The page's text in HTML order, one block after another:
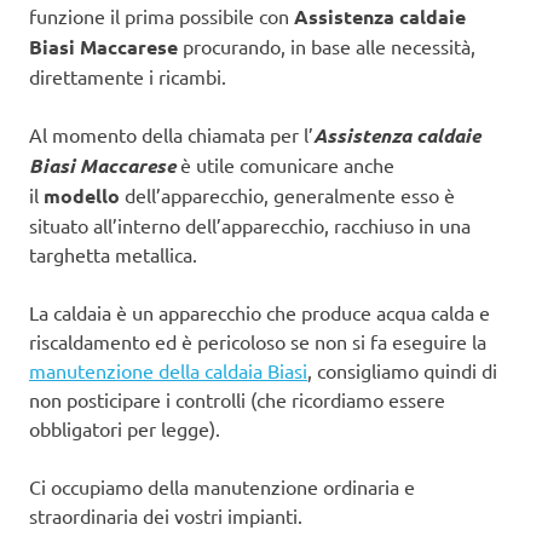
funzione il prima possibile con Assistenza caldaie
Biasi Maccarese procurando, in base alle necessità,
direttamente i ricambi.
Al momento della chiamata per l’Assistenza caldaie
Biasi Maccareseè utile comunicare anche
il modello dell’apparecchio, generalmente esso è
situato all’interno dell’apparecchio, racchiuso in una
targhetta metallica.
La caldaia è un apparecchio che produce acqua calda e
riscaldamento ed è pericoloso se non si fa eseguire la
manutenzione della caldaia Biasi , consigliamo quindi di
non posticipare i controlli (che ricordiamo essere
obbligatori per legge).
Ci occupiamo della manutenzione ordinaria e
straordinaria dei vostri impianti.